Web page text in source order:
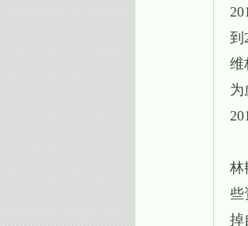
到
维
为
林
些
掉